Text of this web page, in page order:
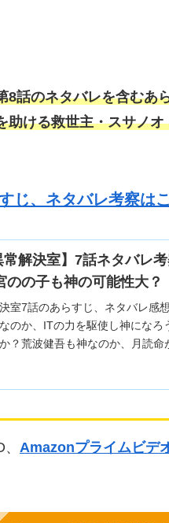
8話のネタバレを含むあ
ける救世主・スサノ
じ、ネタバレ考察は
常解決室】7話ネタバレ
のの子も神の可能性大？
室7話のあらすじ、ネタバレ感
のか、ITの力を駆使し神になろ
？荒波健吾も神なのか、月読
Amazonプライムビデ